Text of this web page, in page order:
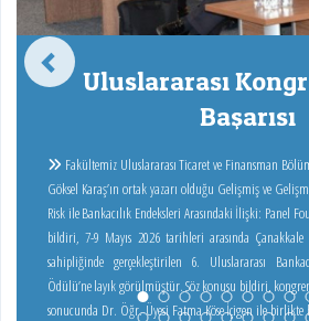
Uluslararası
Başarısı
Fakültemiz Uluslararası Ticaret ve Finansman
Göksel Karaş’ın ortak yazarı olduğu Gelişmiş ve
Risk ile Bankacılık Endeksleri Arasındaki İlişki: Panel
bildiri, 7-9 Mayıs 2026 tarihleri arasında Çanakkale
sahipliğinde gerçekleştirilen 6. Uluslararası
Ödülü’ne layık görülmüştür. Söz konusu bildiri, kongrenin genel değerlendirme süreci
sonucunda Dr. Öğr. Üyesi Fatma Köse İçigen ile birlikte